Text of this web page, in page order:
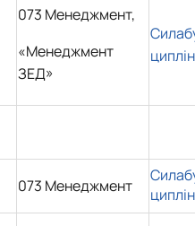
073 Менеджмент,
«Менеджмент
ЗЕД»
073 Менеджмент